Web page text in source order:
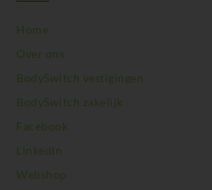
BodySwitch Zuid-Kennemerland
BodySwitch Zuid-Limburg
Home
Over ons
BodySwitch vestigingen
BodySwitch zakelijk
Facebook
LinkedIn
Webshop